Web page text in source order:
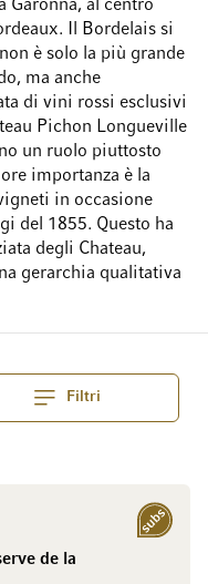
Garonna, al centro
Il Bordelais si
è solo la più grande
ma anche
di vini rossi esclusivi
Pichon Longueville
un ruolo piuttosto
importanza è la
in occasione
del 1855. Questo ha
degli Chateau,
gerarchia qualitativa
Filtri
de la